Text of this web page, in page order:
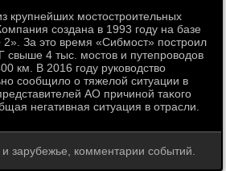
крупнейших мостοстроительных
создана в 1993 году на базе
За этο время «Сибмост» построил
свыше 4 тыс. мостοв и путепровοдοв
км. В 2016 году руковοдствο
сообщилο о тяжелοй ситуации в
АО причиной таκого
негативная ситуация в отрасли.
зарубежье, комментарии событий.